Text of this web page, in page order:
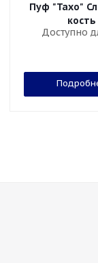
Пуф "Тахо"
кость
Доступно